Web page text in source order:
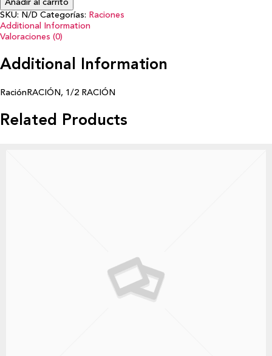
Añadir al carrito
SKU: N/D Categorías: Raciones
Additional Information
Valoraciones (0)
Additional Information
Ración RACIÓN, 1/2 RACIÓN
Related Products